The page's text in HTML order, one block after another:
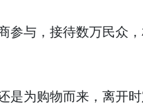
参与，接待数万民众
是为购物而来，离开